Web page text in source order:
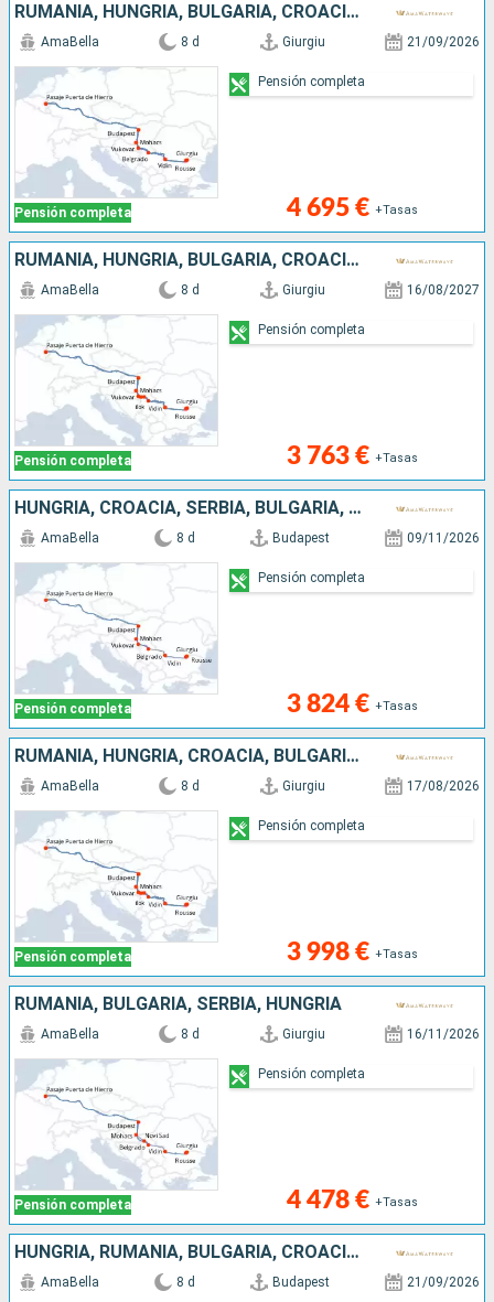
RUMANIA, HUNGRÍA, BULGARIA, CROACIA, SERBIA
Pensión completa
AmaBella 8 d Giurgiu 21/09/2026
4 695 € +Tasas
Pensión completa
RUMANIA, HUNGRÍA, BULGARIA, CROACIA, SERBIA
Pensión completa
AmaBella 8 d Giurgiu 16/08/2027
3 763 € +Tasas
Pensión completa
HUNGRÍA, CROACIA, SERBIA, BULGARIA, RUMANIA
Pensión completa
AmaBella 8 d Budapest 09/11/2026
3 824 € +Tasas
Pensión completa
RUMANIA, HUNGRÍA, CROACIA, BULGARIA, SERBIA
Pensión completa
AmaBella 8 d Giurgiu 17/08/2026
3 998 € +Tasas
Pensión completa
RUMANIA, BULGARIA, SERBIA, HUNGRÍA
Pensión completa
AmaBella 8 d Giurgiu 16/11/2026
4 478 € +Tasas
Pensión completa
HUNGRÍA, RUMANIA, BULGARIA, CROACIA, SERBIA
AmaBella 8 d Budapest 21/09/2026